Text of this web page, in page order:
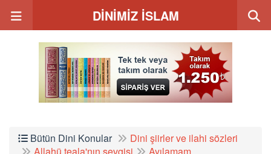
DİNİMİZ İSLAM
Bütün Dini Konular
Dini şiirler ve ilahi sözleri